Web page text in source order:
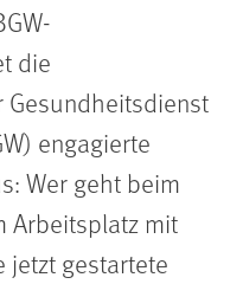
die
engagierte
Wer geht beim
Arbeitsplatz mit
jetzt gestartete